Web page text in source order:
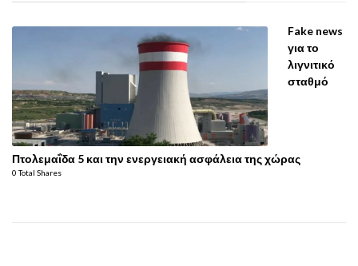
Fake news
για το
λιγνιτικό
σταθμό
Πτολεμαΐδα 5 και την ενεργειακή ασφάλεια της χώρας
0 Total Shares